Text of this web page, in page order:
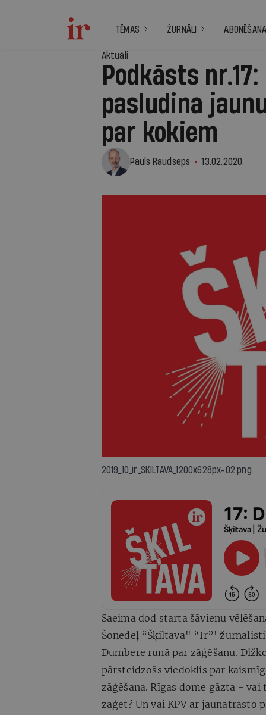
TĒMAS ŽURNĀLI ABONĒŠANA
Aktuāli
Podkāsts
pasludina
par kokiem
Pauls Raudseps 13.02.2020.
2019_10_ir_SKILTAVA_1200x628px-02.png
Saeima dod starta šāvienu
Šonedēļ “Šķiltavā" “Ir”' žurnālisti
Dumbere runā par zāģēšanu.
pārsteidzošs viedoklis par
zāģēšana. Rīgas dome gāzta -
zāģēt? Un vai KPV ar jaunatrasto